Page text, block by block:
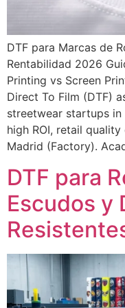
DTF para Marcas de
Rentabilidad 2026
Printing vs Screen
Direct To Film (DTF)
streetwear startups in
high ROI, retail
Madrid (Factory).
DTF para
Escudos y